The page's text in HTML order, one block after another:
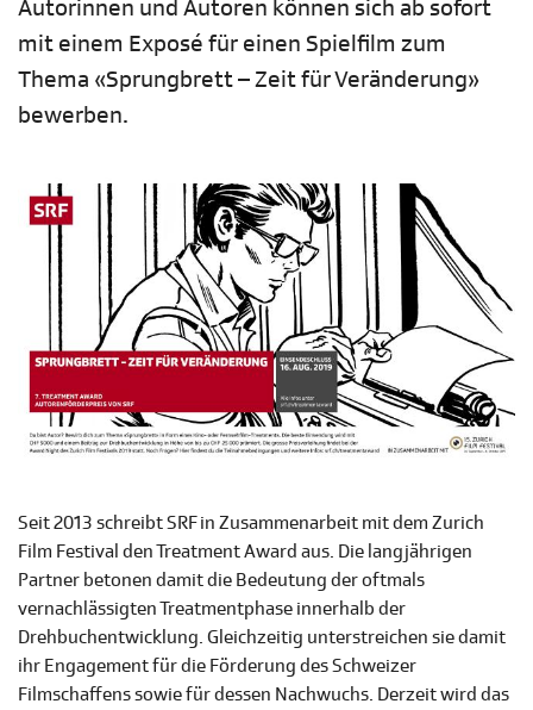
Autorinnen und Autoren können sich ab sofort
mit einem Exposé für einen Spielfilm zum
Thema «Sprungbrett – Zeit für Veränderung»
bewerben.
Seit 2013 schreibt SRF in Zusammenarbeit mit dem Zurich
Film Festival den Treatment Award aus. Die langjährigen
Partner betonen damit die Bedeutung der oftmals
vernachlässigten Treatmentphase innerhalb der
Drehbuchentwicklung. Gleichzeitig unterstreichen sie damit
ihr Engagement für die Förderung des Schweizer
Filmschaffens sowie für dessen Nachwuchs. Derzeit wird das